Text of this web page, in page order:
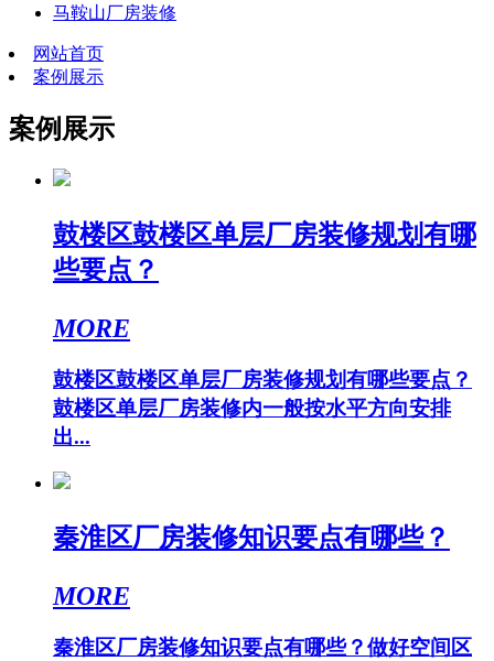
马鞍山厂房装修
网站首页
案例展示
案例展示
鼓楼区鼓楼区单层厂房装修规划有哪
些要点？
MORE
鼓楼区鼓楼区单层厂房装修规划有哪些要点？
鼓楼区单层厂房装修内一般按水平方向安排
出...
秦淮区厂房装修知识要点有哪些？
MORE
秦淮区厂房装修知识要点有哪些？做好空间区